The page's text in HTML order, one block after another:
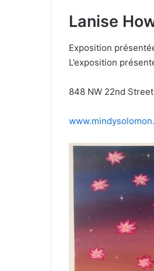
Lanise
Exposition
L’exposition
848 NW 22nd